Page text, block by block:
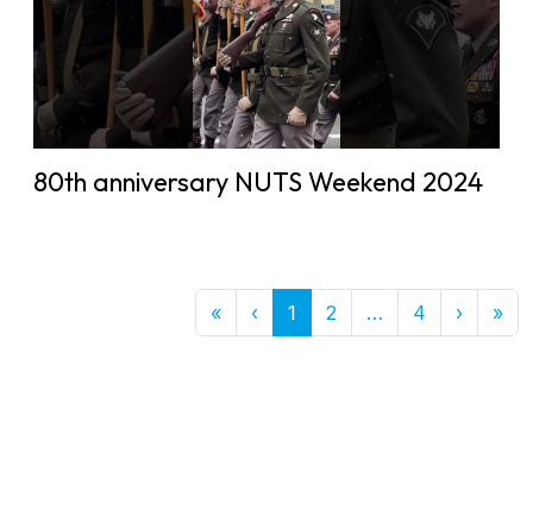
80th anniversary NUTS Weekend 2024
«First
‹Previous
1 2 … More
4 › Next
»